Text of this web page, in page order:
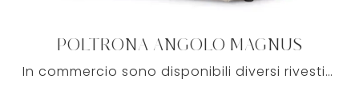
POLTRONA ANGOLO MAGNUS
In commercio sono disponibili diversi rivestimenti attuali per i tuoi Salotti moderni, affinchè i modelli di poltrone possano sempre abbinarsi ai ...